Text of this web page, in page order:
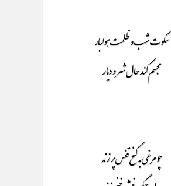
سکوت شب و ظلمت هولبار
مجسم کند حال شهر و دیار
چو مرغی به کنح قفس پر زند